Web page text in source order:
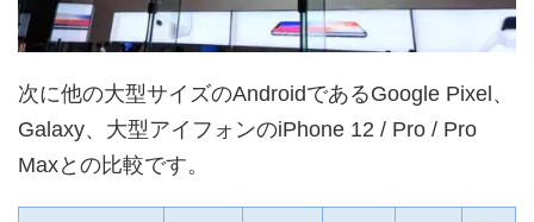
次に他の大型サイズのAndroidであるGoogle Pixel、
Galaxy、大型アイフォンのiPhone 12 / Pro / Pro
Maxとの比較です。